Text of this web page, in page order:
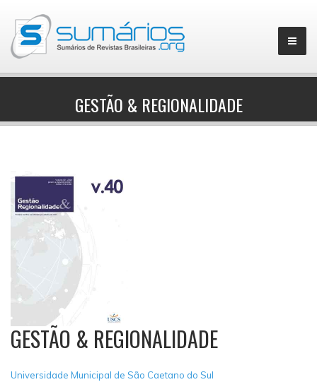
▼
GESTÃO & REGIONALIDADE
GESTÃO & REGIONALIDADE
Universidade Municipal de São Caetano do Sul